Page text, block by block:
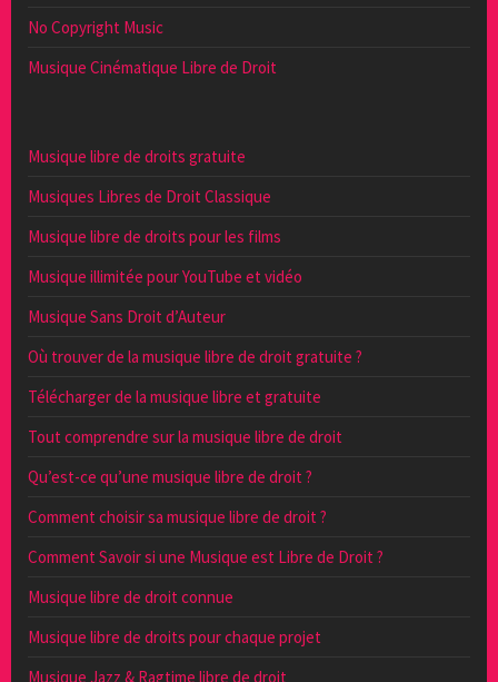
No Copyright Music
Musique Cinématique Libre de Droit
Musique libre de droits gratuite
Musiques Libres de Droit Classique
Musique libre de droits pour les films
Musique illimitée pour YouTube et vidéo
Musique Sans Droit d’Auteur
Où trouver de la musique libre de droit gratuite ?
Télécharger de la musique libre et gratuite
Tout comprendre sur la musique libre de droit
Qu’est-ce qu’une musique libre de droit ?
Comment choisir sa musique libre de droit ?
Comment Savoir si une Musique est Libre de Droit ?
Musique libre de droit connue
Musique libre de droits pour chaque projet
Musique Jazz & Ragtime libre de droit